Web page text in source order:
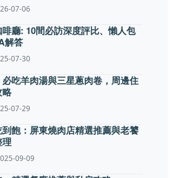
07-06
廳: 10間必訪深度評比、懶人包
解答
07-30
吃羊肉湯與三星蔥肉卷，周邊住
略
07-29
飽：屏東燒肉店精選推薦與老饕
理
09-09